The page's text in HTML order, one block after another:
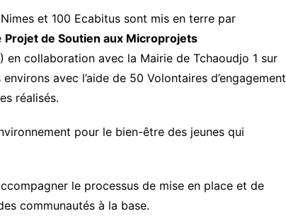
et 100 Ecabitus sont mis en terre par
Projet de Soutien aux Microprojets
en collaboration avec la Mairie de Tchaoudjo 1 sur
avec l’aide de 50 Volontaires d’engagement
réalisés.
pour le bien-être des jeunes qui
le processus de mise en place et de
communautés à la base.